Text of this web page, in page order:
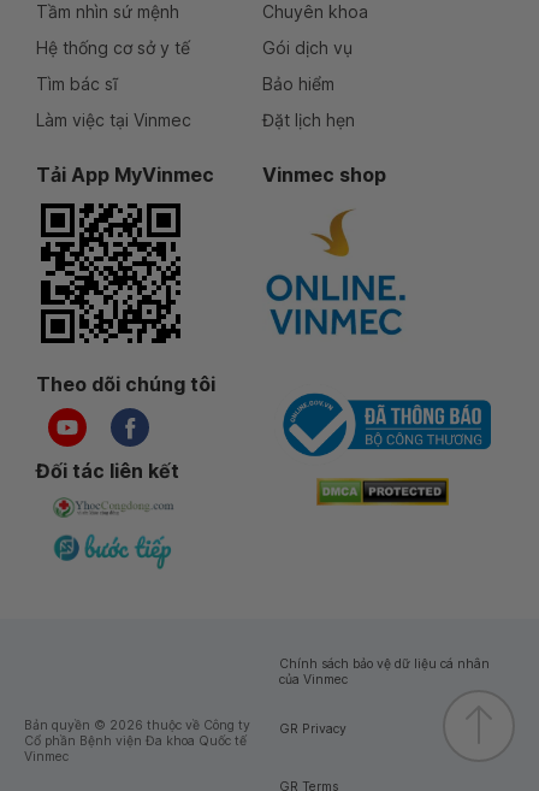
Tầm nhìn sứ mệnh
Hệ thống cơ sở y tế
Tìm bác sĩ
Làm việc tại Vinmec
Chuyên khoa
Gói dịch vụ
Bảo hiểm
Đặt lịch hẹn
Tải App MyVinmec Vinmec shop
Theo dõi chúng tôi
Đối tác liên kết
Bản quyền © 2026 thuộc về Công ty
Cổ phần Bệnh viện Đa khoa Quốc tế
Vinmec
Chính sách bảo vệ dữ liệu cá nhân
của Vinmec
GR Privacy
GR Terms